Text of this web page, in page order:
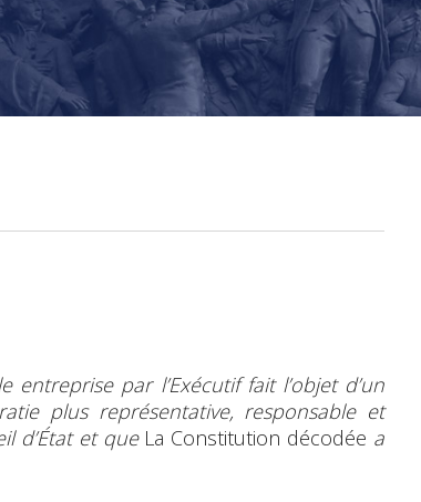
par l’Exécutif fait l’objet d’un
plus représentative, responsable et
d’État et que La Constitution décodée a